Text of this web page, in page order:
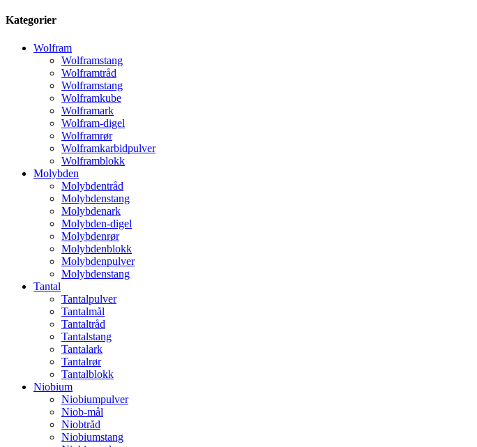
Kategorier
Wolfram
Wolframstang
Wolframtråd
Wolframstang
Wolframkube
Wolframark
Wolfram-digel
Wolframrør
Wolframkarbidpulver
Wolframblokk
Molybden
Molybdentråd
Molybdenstang
Molybdenark
Molybden-digel
Molybdenrør
Molybdenblokk
Molybdenpulver
Molybdenstang
Tantal
Tantalpulver
Tantalmål
Tantaltråd
Tantalstang
Tantalark
Tantalrør
Tantalblokk
Niobium
Niobiumpulver
Niob-mål
Niobtråd
Niobiumstang